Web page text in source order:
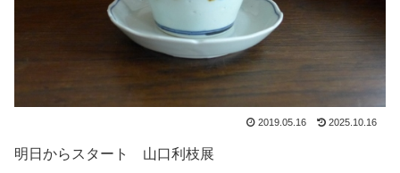
2019.05.16 2025.10.16
明日からスタート 山口利枝展